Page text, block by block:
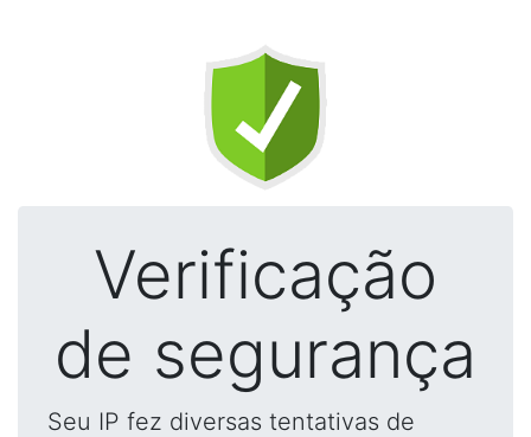
Verificação
de segurança
Seu IP fez diversas tentativas de